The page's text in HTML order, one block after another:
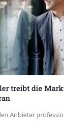
treibt die
Anbieter